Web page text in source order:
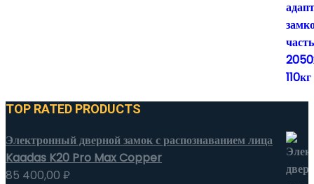
TOP RATED PRODUCTS
Электронный дверной замок с распознаванием лица
Kaadas K20 Pro Max Copper
85 400,00 ₽